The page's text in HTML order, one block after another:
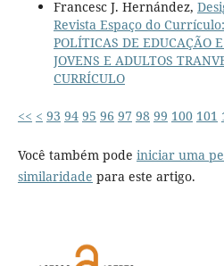
Francesc J. Hernández,
Revista Espaço do
POLÍTICAS DE EDUCAÇÃO
JOVENS E ADULTOS
CURRÍCULO
<< < 93 94 95 96 97 98 99 100 101
Você também pode iniciar uma
similaridade para este artigo.